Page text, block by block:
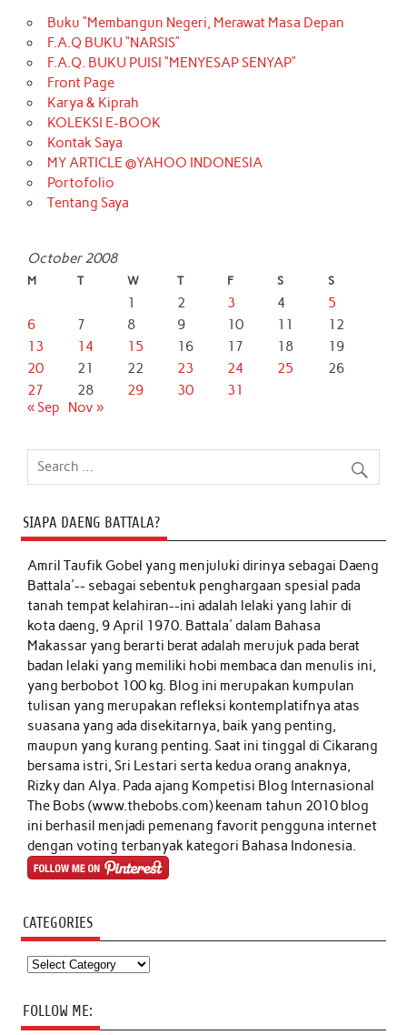
Buku “Membangun Negeri, Merawat Masa Depan
F.A.Q BUKU “NARSIS”
F.A.Q. BUKU PUISI “MENYESAP SENYAP”
Front Page
Karya & Kiprah
KOLEKSI E-BOOK
Kontak Saya
MY ARTICLE @YAHOO INDONESIA
Portofolio
Tentang Saya
October 2008
M T W T F S S
1 2 3 4
5
6
7 8 9 10 11
12
13
14 15 16 17 18
19
20
21 22 23 24 25
26
27
28 29 30
31
« Sep
Nov »
SIAPA DAENG BATTALA?
Amril Taufik Gobelyang menjuluki dirinya sebagai Daeng
Battala'-- sebagai sebentuk penghargaan spesial pada
tanah tempat kelahiran--ini adalah lelaki yang lahir di
kota daeng, 9 April 1970. Battala' dalam Bahasa
Makassar yang berarti berat adalah merujuk pada berat
badan lelaki yang memiliki hobi membaca dan menulis ini,
yang berbobot 100 kg. Blog ini merupakan kumpulan
tulisan yang merupakan refleksi kontemplatifnya atas
suasana yang ada disekitarnya, baik yang penting,
maupun yang kurang penting. Saat ini tinggal di Cikarang
bersama istri, Sri Lestari serta kedua orang anaknya,
Rizky dan Alya. Pada ajang Kompetisi Blog Internasional
The Bobs (www.thebobs.com) keenam tahun 2010 blog
ini berhasil menjadi pemenang favorit pengguna internet
dengan voting terbanyak kategori Bahasa Indonesia.
CATEGORIES
Categories
FOLLOW ME: